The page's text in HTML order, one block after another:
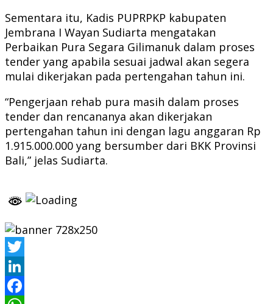
Sementara itu, Kadis PUPRPKP kabupaten
Jembrana I Wayan Sudiarta mengatakan
Perbaikan Pura Segara Gilimanuk dalam proses
tender yang apabila sesuai jadwal akan segera
mulai dikerjakan pada pertengahan tahun ini.
“Pengerjaan rehab pura masih dalam proses
tender dan rencananya akan dikerjakan
pertengahan tahun ini dengan lagu anggaran Rp
1.915.000.000 yang bersumber dari BKK Provinsi
Bali,” jelas Sudiarta.
Twitter
LinkedIn